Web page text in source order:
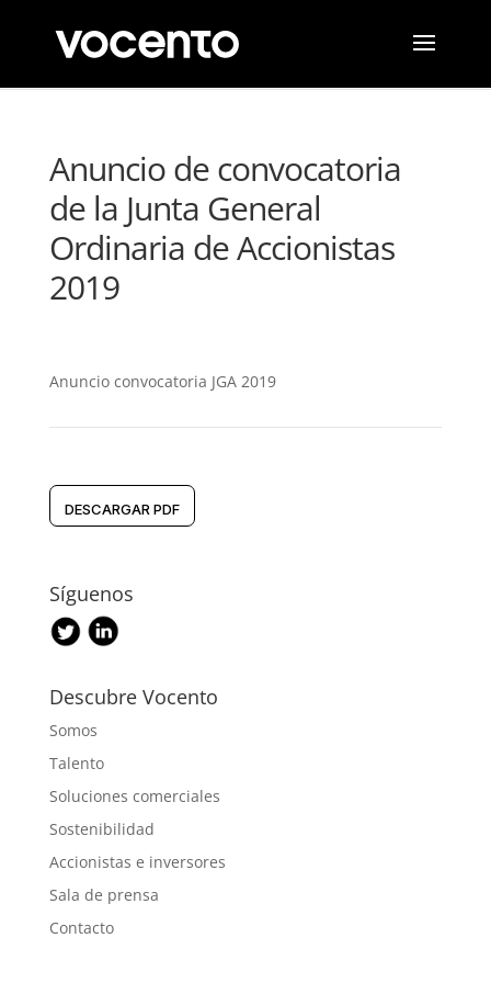
Anuncio de convocatoria
de la Junta General
Ordinaria de Accionistas
2019
Anuncio convocatoria JGA 2019
DESCARGAR PDF
Síguenos
Descubre Vocento
Somos
Talento
Soluciones comerciales
Sostenibilidad
Accionistas e inversores
Sala de prensa
Contacto